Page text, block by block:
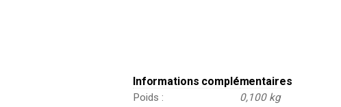
Informations complémentaires
Poids 0,100 kg